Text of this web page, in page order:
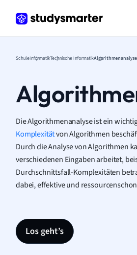
SchuleInformatikTechnische InformatikAlgorithmenanalyse
Die Algorithmenanalyse ist ein
Komplexitätvon Algorithmen
Durch die Analyse von Algorithmen
verschiedenen Eingaben arbeitet,
Durchschnittsfall-Komplexitäten
dabei, effektive und
Los geht’s